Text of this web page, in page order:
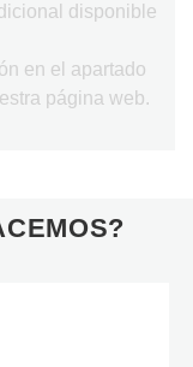
disponible
en el apartado
página web.